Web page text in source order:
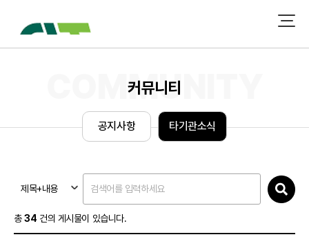
커뮤니티
공지 사항 타기관소식
총34 건의 게시물이 있습니다.
제목+내용